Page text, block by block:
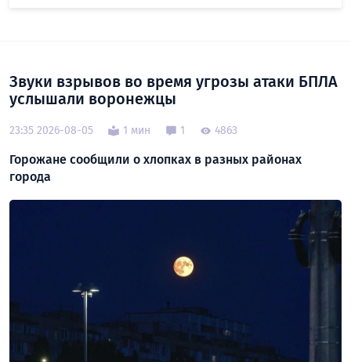
Звуки взрывов во время угрозы атаки БПЛА
услышали воронежцы
23:35 2026-08-05 1 мин 1 4863
Горожане сообщили о хлопках в разных районах
города